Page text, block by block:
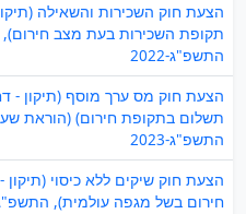
הצעת חוק השכירות והשאילה
תקופת השכירות בעת מצב חירום),
התשפ"ג-2022
הצעת חוק מס ערך מוסף (תיקון -
תשלום בתקופת חירום) (הוראת
התשפ"ג-2023
הצעת חוק שיקים ללא כיסוי
חירום בשל מגפה עולמית), התשפ"ג-